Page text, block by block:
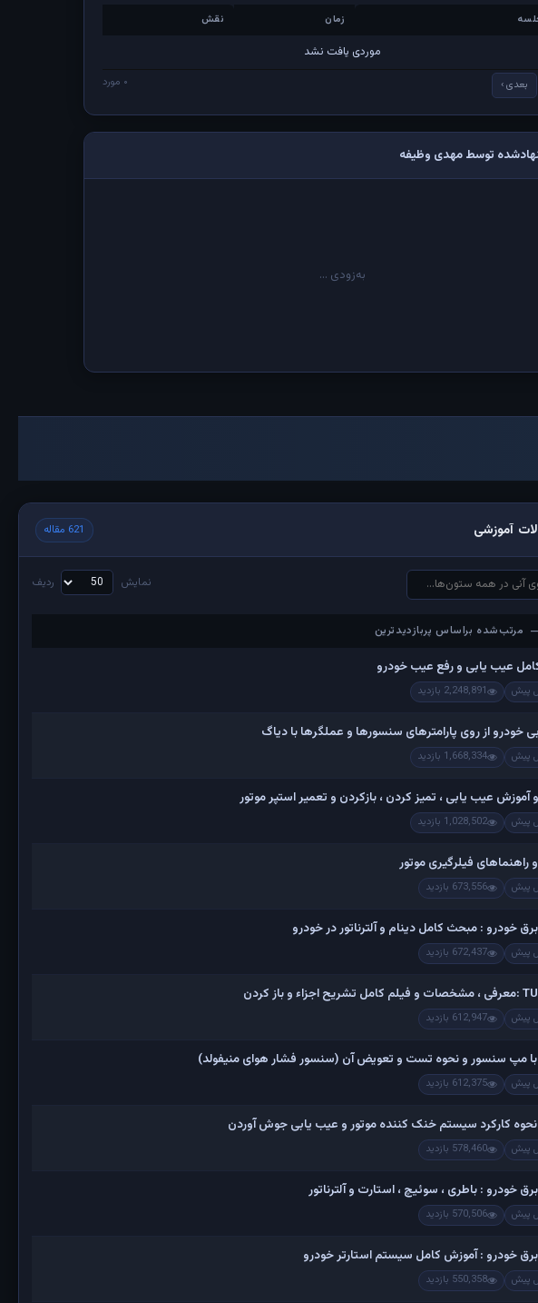
زمان
نقش
زمان
موردی یافت نشد
۰ مورد بعدی ›
توسط مهدی وظیفه
به‌زودی ...
آموزشی 621 مقاله
نمایش ردیف
مرتب‌شده براساس پربازدیدترین
مرتب‌شده براساس پربازدیدترین
عیب یابی و رفع عیب خودرو
2,248,891 بازدید
خودرو از روی پارامترهای سنسورها و عملگرها با دیاگ
1,668,334 بازدید
آموزش عیب یابی ، تمیز کردن ، بازکردن و تعمیر استپر موتور
1,028,502 بازدید
راهنماهای فیلرگیری موتور
673,556 بازدید
خودرو : مبحث کامل دینام و آلترناتور در خودرو
672,437 بازدید
612,947 بازدید
با مپ سنسور و نحوه تست و تعویض آن (سنسور فشار هوای منیفولد)
612,375 بازدید
کارکرد سیستم خنک کننده موتور و عیب یابی جوش آوردن
578,460 بازدید
خودرو : باطری ، سوئیچ ، استارت و آلترناتور
570,506 بازدید
خودرو : آموزش کامل سیستم استارتر خودرو
550,358 بازدید